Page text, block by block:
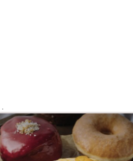
.